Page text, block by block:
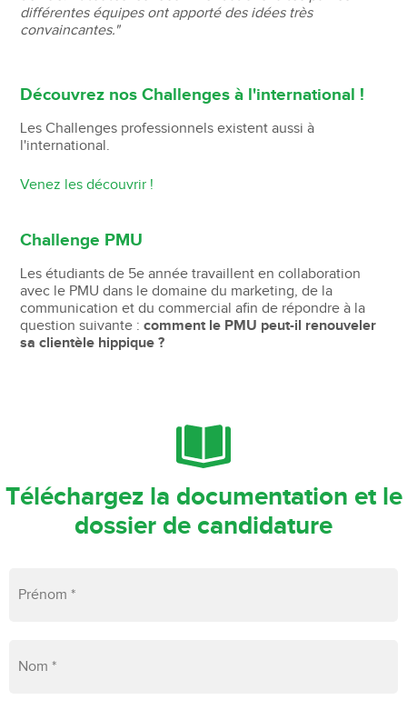
différentes équipes ont apporté des idées très
convaincantes."
Découvrez nos Challenges à l'international !
Les Challenges professionnels existent aussi à
l'international.
Venez les découvrir !
Challenge PMU
Les étudiants de 5e année travaillent en collaboration
avec le PMU dans le domaine du marketing, de la
communication et du commercial afin de répondre à la
question suivante :comment le PMU peut-il renouveler
sa clientèle hippique ?
Téléchargez la documentation et le
dossier de candidature